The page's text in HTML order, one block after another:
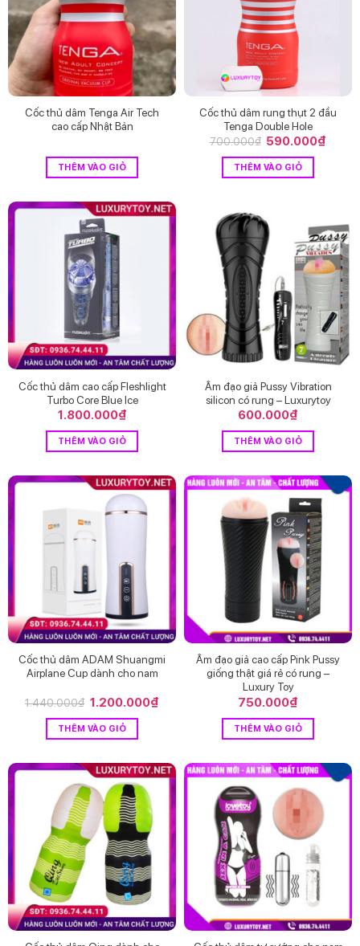
Cốc thủ dâm Tenga Air Tech
cao cấp Nhật Bản
THÊM VÀO GIỎ
Cốc thủ dâm rung thụt 2 đầu
Tenga Double Hole
700.000₫ Giá
là:
700.000₫.
590.000₫
THÊM VÀO GIỎ
Cốc thủ dâm cao cấp Fleshlight
Turbo Core Blue Ice
1.800.000₫
THÊM VÀO GIỎ
Âm đạo giả Pussy Vibration
silicon có rung – Luxurytoy
600.000₫
THÊM VÀO GIỎ
Cốc thủ dâm ADAM Shuangmi
Airplane Cup dành cho nam
1.440.000₫ Giá
là:
1.440.000₫.
1.200.000₫Giá
THÊM VÀO GIỎ
Âm đạo giả cao cấp Pink Pussy
giống thật giá rẻ có rung –
Luxury Toy
750.000₫
THÊM VÀO GIỎ